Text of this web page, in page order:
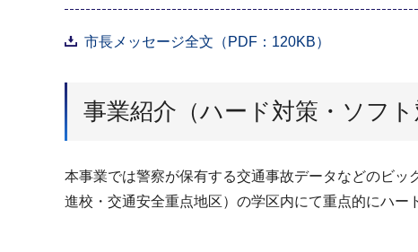
市長メッセージ全文（PDF：120KB）
事業紹介（ハード対策・ソフト
本事業では警察が保有する交通事故データなどのビ
進校・交通安全重点地区）の学区内にて重点的にハー